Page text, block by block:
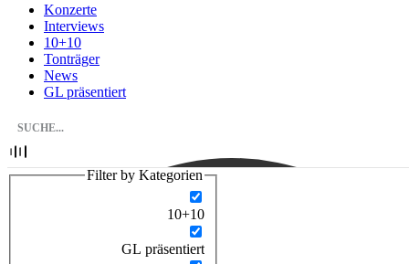
Konzerte
Interviews
10+10
Tonträger
News
GL präsentiert
Filter by Kategorien
10+10
GL präsentiert